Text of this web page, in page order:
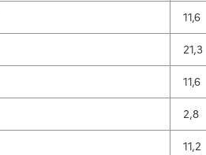
11,6
21,3
11,6
2,8
11,2